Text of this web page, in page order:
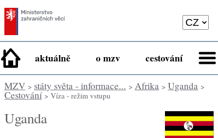
aktuálně o mzv cestování
MZV> státy světa - informace... > Afrika> Uganda>
Cestování> Víza - režim vstupu
Uganda